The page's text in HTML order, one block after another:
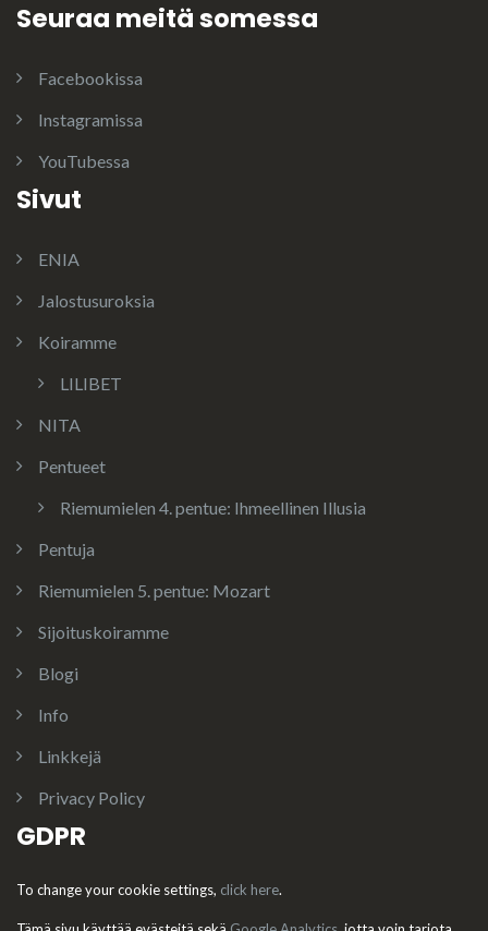
Seuraa meitä somessa
Facebookissa
Instagramissa
YouTubessa
Sivut
ENIA
Jalostusuroksia
Koiramme
LILIBET
NITA
Pentueet
Riemumielen 4. pentue: Ihmeellinen Illusia
Pentuja
Riemumielen 5. pentue: Mozart
Sijoituskoiramme
Blogi
Info
Linkkejä
Privacy Policy
GDPR
To change your cookie settings, click here.